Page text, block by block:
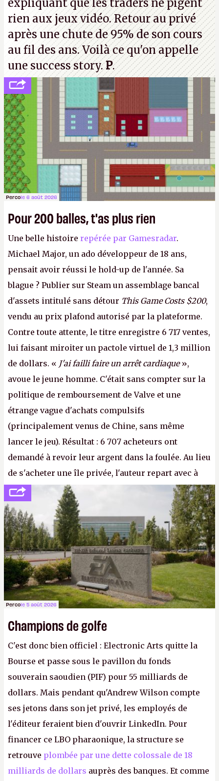
expliquant que les traders ne pigent
rien aux jeux vidéo. Retour au privé
après une chute de 95% de son cours
au fil des ans. Voilà ce qu'on appelle
une success story.P.
Percole 6 août 2026
Pour 200 balles, t'as plus rien
Une belle histoire repérée par Gamesradar.
Michael Major, un ado développeur de 18 ans,
pensait avoir réussi le hold-up de l'année. Sa
blague ? Publier sur Steam un assemblage bancal
d'assets intitulé sans détour This Game Costs $200,
vendu au prix plafond autorisé par la plateforme.
Contre toute attente, le titre enregistre 6 717 ventes,
lui faisant miroiter un pactole virtuel de 1,3 million
de dollars. « J'ai failli faire un arrêt cardiaque»,
avoue le jeune homme. C'était sans compter sur la
politique de remboursement de Valve et une
étrange vague d'achats compulsifs
(principalement venus de Chine, sans même
lancer le jeu). Résultat : 6 707 acheteurs ont
demandé à revoir leur argent dans la foulée. Au lieu
de s'acheter une île privée, l'auteur repart avec à
peine 2 000 dollars en poche. C'est toujours plus
cher payé que le temps passé à dev, mais ça
apprendra aux petits malins qu'on ne braque pas
Gabe Newell aussi facilement.P.
Percole 5 août 2026
Champions de golfe
C'est donc bien officiel : Electronic Arts quitte la
Bourse et passe sous le pavillon du fonds
souverain saoudien (PIF) pour 55 milliards de
dollars. Mais pendant qu'Andrew Wilson compte
ses jetons dans son jet privé, les employés de
l'éditeur feraient bien d'ouvrir LinkedIn. Pour
financer ce LBO pharaonique, la structure se
retrouve plombée par une dette colossale de 18
milliards de dollars auprès des banques. Et comme